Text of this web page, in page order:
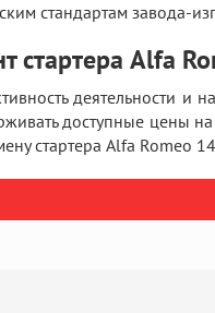
стандартам завода-
стартера Alfa
деятельности и
доступные цены
стартера Alfa Romeo